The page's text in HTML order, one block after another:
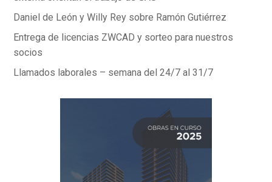
Daniel de León y Willy Rey sobre Ramón Gutiérrez
Entrega de licencias ZWCAD y sorteo para nuestros
socios
Llamados laborales – semana del 24/7 al 31/7